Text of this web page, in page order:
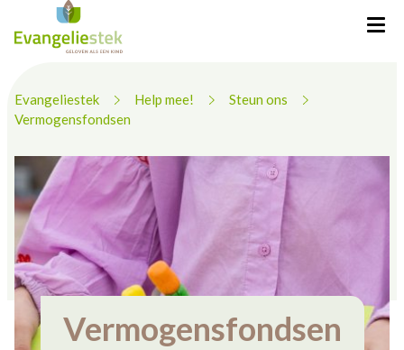
Evangeliestek Help mee!
Steun ons
Vermogensfondsen
Vermogensfondsen